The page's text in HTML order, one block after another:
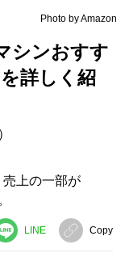
Photo by Amazon
シンおすす
詳しく紹
上の一部が
LINE Copy